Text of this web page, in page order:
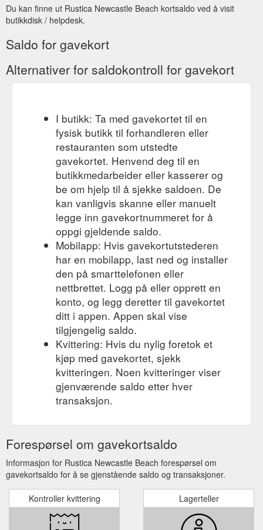
Du kan finne ut Rustica Newcastle Beach kortsaldo ved å visit
butikkdisk / helpdesk.
Saldo for gavekort
Alternativer for saldokontroll for gavekort
I butikk: Ta med gavekortet til en
fysisk butikk til forhandleren eller
restauranten som utstedte
gavekortet. Henvend deg til en
butikkmedarbeider eller kasserer og
be om hjelp til å sjekke saldoen. De
kan vanligvis skanne eller manuelt
legge inn gavekortnummeret for å
oppgi gjeldende saldo.
Mobilapp: Hvis gavekortutstederen
har en mobilapp, last ned og installer
den på smarttelefonen eller
nettbrettet. Logg på eller opprett en
konto, og legg deretter til gavekortet
ditt i appen. Appen skal vise
tilgjengelig saldo.
Kvittering: Hvis du nylig foretok et
kjøp med gavekortet, sjekk
kvitteringen. Noen kvitteringer viser
gjenværende saldo etter hver
transaksjon.
Forespørsel om gavekortsaldo
Informasjon for Rustica Newcastle Beach forespørsel om
gavekortsaldo for å se gjenstående saldo og transaksjoner.
Kontroller kvittering Lagerteller